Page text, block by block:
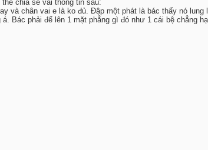
chia sẻ vài thông tin sau:
và chân vai e là ko đủ. Đập một phát là bác thấy nó
Bác phải để lên 1 mặt phẳng gì đó như 1 cái bệ chẳng